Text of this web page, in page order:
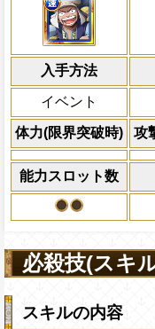
入手方法
イベント
体力(限界突破時) 攻
能力スロット数
自
力
ビ
必殺技(スキ
スキルの内容